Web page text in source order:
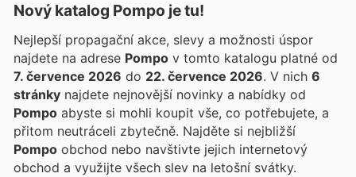
Nový katalog Pompo je tu!
Nejlepší propagační akce, slevy a možnosti úspor
najdete na adrese Pompo v tomto katalogu platné od
7. července 2026 do 22. července 2026 . V nich 6
stránky najdete nejnovější novinky a nabídky od
Pompo abyste si mohli koupit vše, co potřebujete, a
přitom neutráceli zbytečně. Najděte si nejbližší
Pompo obchod nebo navštivte jejich internetový
obchod a využijte všech slev na letošní svátky.